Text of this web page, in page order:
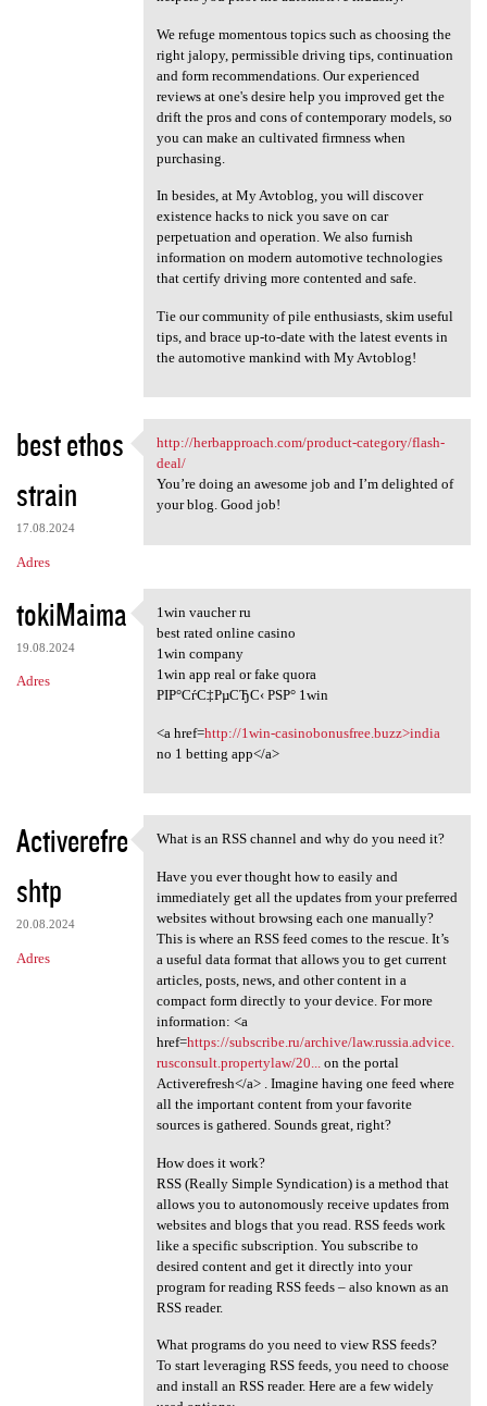
We refuge momentous topics such as choosing the
right jalopy, permissible driving tips, continuation
and form recommendations. Our experienced
reviews at one's desire help you improved get the
drift the pros and cons of contemporary models, so
you can make an cultivated firmness when
purchasing.
In besides, at My Avtoblog, you will discover
existence hacks to nick you save on car
perpetuation and operation. We also furnish
information on modern automotive technologies
that certify driving more contented and safe.
Tie our community of pile enthusiasts, skim useful
tips, and brace up-to-date with the latest events in
the automotive mankind with My Avtoblog!
best ethos
strain
17.08.2024
Adres
http://herbapproach.com
http://herbapproach.com/product-category/flash-
deal/
You’re doing an awesome job and I’m delighted of
your blog. Good job!
tokiMaima
19.08.2024
Adres
1win vaucher ru
1win vaucher ru
best rated online casino
1win company
1win app real or fake quora
РІР°СѓС‡РµСЂС‹ РЅР° 1win
<a href=http://1win-casinobonusfree.buzz>india
no 1 betting app</a>
Activerefre
shtp
20.08.2024
Adres
What is an RSS channel and
What is an RSS channel and why do you need it?
Have you ever thought how to easily and
immediately get all the updates from your preferred
websites without browsing each one manually?
This is where an RSS feed comes to the rescue. It’s
a useful data format that allows you to get current
articles, posts, news, and other content in a
compact form directly to your device. For more
information: <a
href=https://subscribe.ru/archive/law.russia.advice.
rusconsult.propertylaw/20...on the portal
Activerefresh</a> . Imagine having one feed where
all the important content from your favorite
sources is gathered. Sounds great, right?
How does it work?
RSS (Really Simple Syndication) is a method that
allows you to autonomously receive updates from
websites and blogs that you read. RSS feeds work
like a specific subscription. You subscribe to
desired content and get it directly into your
program for reading RSS feeds – also known as an
RSS reader.
What programs do you need to view RSS feeds?
To start leveraging RSS feeds, you need to choose
and install an RSS reader. Here are a few widely